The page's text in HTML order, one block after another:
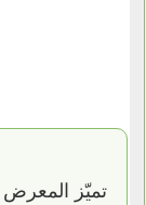
تميّز المعرض